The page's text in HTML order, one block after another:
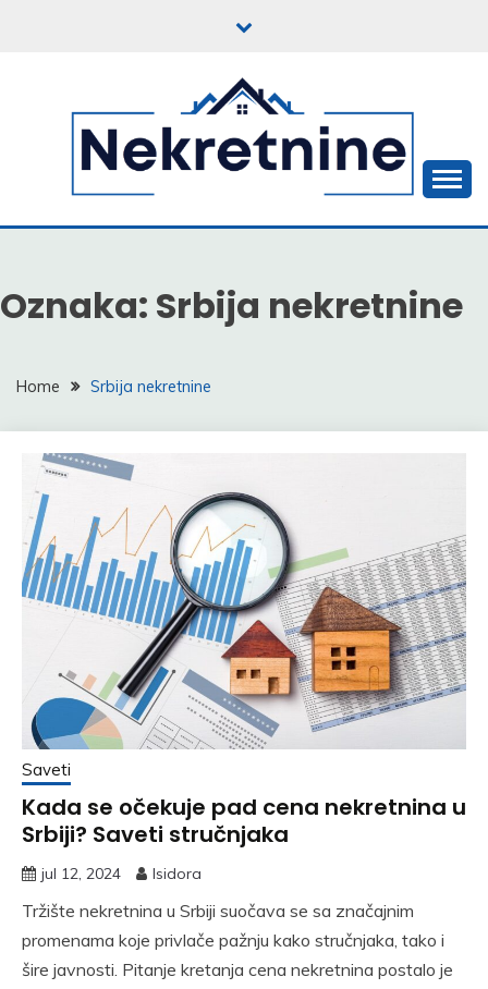
NEKRETNINE
Oznaka: Srbija nekretnine
Home Srbija nekretnine
Saveti
Kada se očekuje pad cena nekretnina u
Srbiji? Saveti stručnjaka
jul 12, 2024 Isidora
Tržište nekretnina u Srbiji suočava se sa značajnim
promenama koje privlače pažnju kako stručnjaka, tako i
šire javnosti. Pitanje kretanja cena nekretnina postalo je